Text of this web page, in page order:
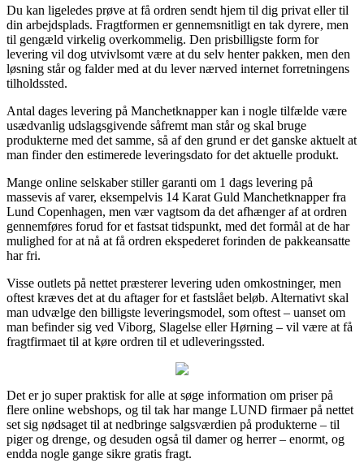
Du kan ligeledes prøve at få ordren sendt hjem til dig privat eller til
din arbejdsplads. Fragtformen er gennemsnitligt en tak dyrere, men
til gengæld virkelig overkommelig. Den prisbilligste form for
levering vil dog utvivlsomt være at du selv henter pakken, men den
løsning står og falder med at du lever nærved internet forretningens
tilholdssted.
Antal dages levering på Manchetknapper kan i nogle tilfælde være
usædvanlig udslagsgivende såfremt man står og skal bruge
produkterne med det samme, så af den grund er det ganske aktuelt at
man finder den estimerede leveringsdato for det aktuelle produkt.
Mange online selskaber stiller garanti om 1 dags levering på
massevis af varer, eksempelvis 14 Karat Guld Manchetknapper fra
Lund Copenhagen, men vær vagtsom da det afhænger af at ordren
gennemføres forud for et fastsat tidspunkt, med det formål at de har
mulighed for at nå at få ordren ekspederet forinden de pakkeansatte
har fri.
Visse outlets på nettet præsterer levering uden omkostninger, men
oftest kræves det at du aftager for et fastslået beløb. Alternativt skal
man udvælge den billigste leveringsmodel, som oftest – uanset om
man befinder sig ved Viborg, Slagelse eller Hørning – vil være at få
fragtfirmaet til at køre ordren til et udleveringssted.
Det er jo super praktisk for alle at søge information om priser på
flere online webshops, og til tak har mange LUND firmaer på nettet
set sig nødsaget til at nedbringe salgsværdien på produkterne – til
piger og drenge, og desuden også til damer og herrer – enormt, og
endda nogle gange sikre gratis fragt.